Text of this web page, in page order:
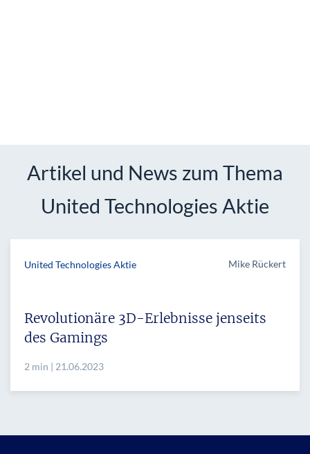
Artikel und News zum Thema
United Technologies Aktie
United Technologies Aktie Mike Rückert
Revolutionäre 3D-Erlebnisse jenseits
des Gamings
2 min | 21.06.2023